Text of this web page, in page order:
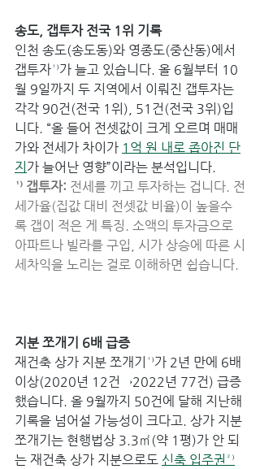
송도, 갭투자 전국 1위 기록
인천 송도(송도동)와 영종도(중산동)에서
갭투자¹⁾가 늘고 있습니다. 올 6월부터 10
월 9일까지 두 지역에서 이뤄진 갭투자는
각각 90건(전국 1위), 51건(전국 3위)입
니다. “올 들어 전셋값이 크게 오르며 매매
가와 전세가 차이가 1억 원 내로 좁아진 단
지 가 늘어난 영향”이라는 분석입니다.
¹⁾ 갭투자: 전세를 끼고 투자하는 겁니다. 전
세가율(집값 대비 전셋값 비율)이 높을수
록 갭이 적은 게 특징. 소액의 투자금으로
아파트나 빌라를 구입, 시가 상승에 따른 시
세차익을 노리는 걸로 이해하면 쉽습니다.
지분 쪼개기 6배 급증
재건축 상가 지분 쪼개기¹⁾가 2년 만에 6배
이상(2020년 12건→2022년 77건) 급증
했습니다. 올 9월까지 50건에 달해 지난해
기록을 넘어설 가능성이 크다고. 상가 지분
쪼개기는 현행법상 3.3㎡(약 1평)가 안 되
는 재건축 상가 지분으로도 신축 입주권²⁾